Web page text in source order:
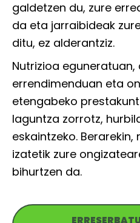
galdetzen du, zure
da eta jarraibideak
ditu, ez alderantziz.
Nutrizioa
errendimenduan eta
etengabeko
laguntza zorrotz,
eskaintzeko. Berarekin,
izatetik zure
bihurtzen da.